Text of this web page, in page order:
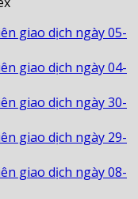
giao dịch ngày 05-
giao dịch ngày 04-
giao dịch ngày 30-
giao dịch ngày 29-
giao dịch ngày 08-